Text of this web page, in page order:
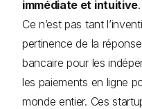
immédiate et intuitive.
Ce n’est pas tant
pertinence de la
bancaire pour les
les paiements en ligne
monde entier. Ces